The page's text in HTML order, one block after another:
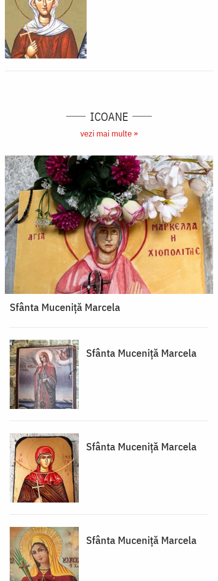
ICOANE
vezi mai multe »
Sfânta Muceniță Marcela
Sfânta Muceniță Marcela
Sfânta Muceniță Marcela
Sfânta Muceniță Marcela